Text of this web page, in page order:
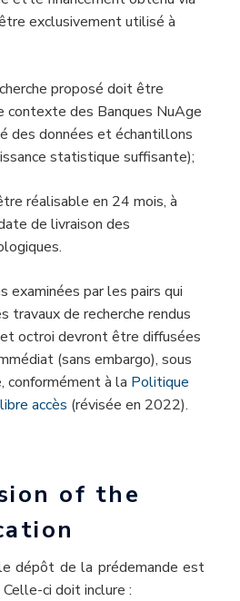
exclusivement utilisé à
proposé doit être
contexte des Banques NuAge
des données et échantillons
statistique suffisante);
réalisable en 24 mois, à
de livraison des
examinées par les pairs qui
travaux de recherche rendus
octroi devront être diffusées
(sans embargo), sous
conformément à la Politique
accès (révisée en 2022).
of the
dépôt de la prédemande est
Celle-ci doit inclure :